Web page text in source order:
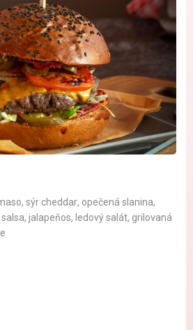
, sýr cheddar, opečená slanina,
, jalapeňos, ledový salát, grilovaná